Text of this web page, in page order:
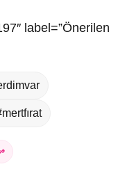
label=”Önerilen